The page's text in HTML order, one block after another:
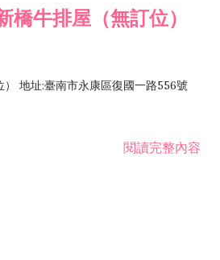
橋牛排屋（無訂位）
） 地址:臺南市永康區復國一路556號
閱讀完整內容